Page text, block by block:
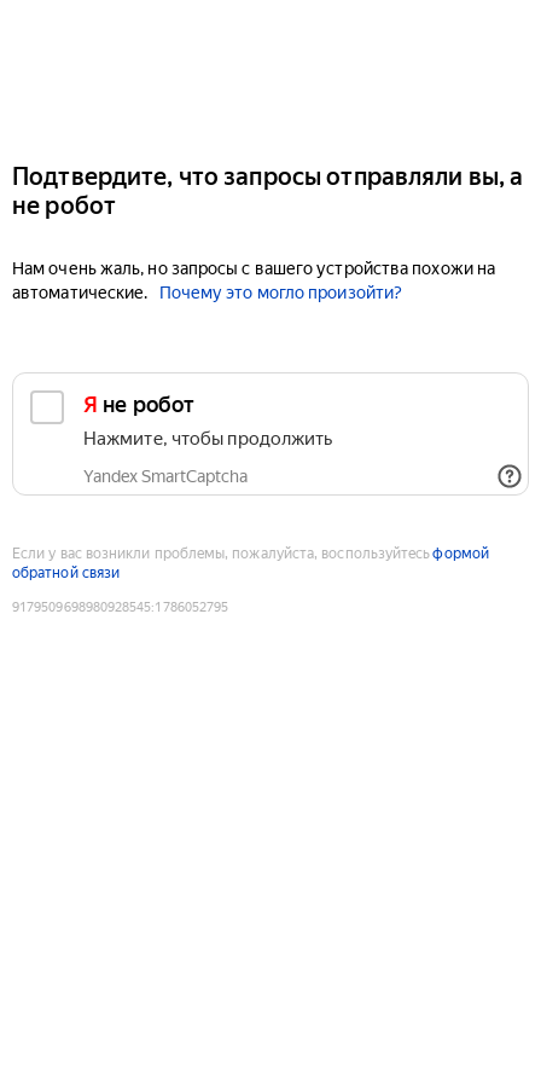
Подтвердите, что запросы отправляли вы, а
не робот
Нам очень жаль, но запросы с вашего устройства похожи на
автоматические.
Почему это могло произойти?
Я не робот
Нажмите, чтобы продолжить
Yandex SmartCaptcha
Если у вас возникли проблемы, пожалуйста, воспользуйтесьформой
обратной связи
9179509698980928545:1786052795